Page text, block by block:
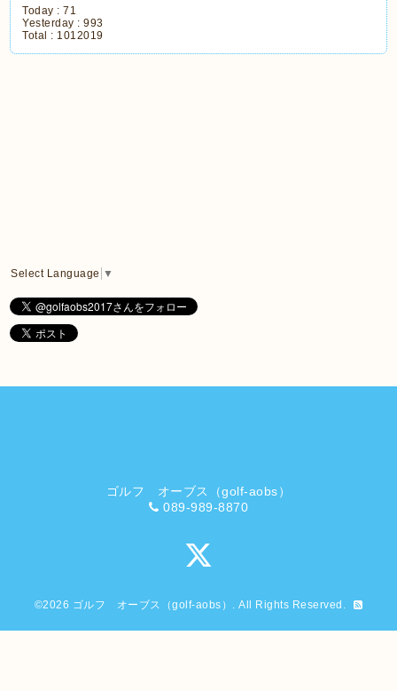
Today :71
Yesterday :993
Total : 1012019
Select Language ▼
ゴルフ オーブス（golf-aobs）
089-989-8870
©2026 ゴルフ オーブス（golf-aobs） . All Rights Reserved.